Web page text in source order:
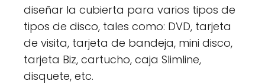
diseñar la cubierta para varios tipos de
tipos de disco, tales como: DVD, tarjeta
de visita, tarjeta de bandeja, mini disco,
tarjeta Biz, cartucho, caja Slimline,
disquete, etc.